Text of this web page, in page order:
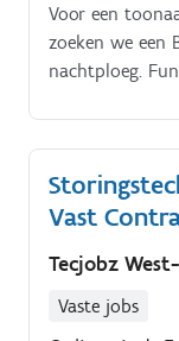
Voor een
zoeken we een
nachtploeg.
Vast
Tecjobz
Vaste jobs